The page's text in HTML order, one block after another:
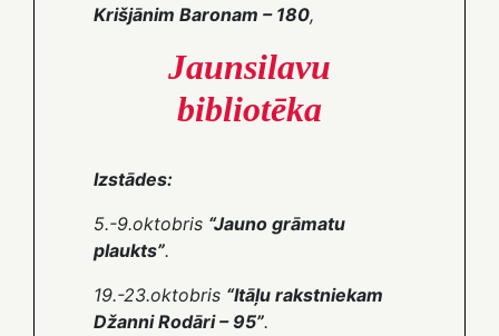
Krišjānim Baronam – 180,
Jaunsilavu
bibliotēka
Izstādes:
5.-9.oktobris “Jauno grāmatu
plaukts”.
19.-23.oktobris “Itāļu rakstniekam
Džanni Rodāri – 95”.